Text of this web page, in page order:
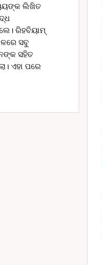
ଲିଖିତ
ରିହବିୟାମ୍
ସବୁ
ସହିତ
ଏହା ପରେ